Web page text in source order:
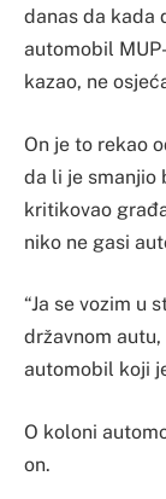
danas da kada
automobil
kazao, ne
On je to rekao
da li je smanjio
kritikovao
niko ne gasi
“Ja se vozim u
državnom
automobil koji
O koloni
on.